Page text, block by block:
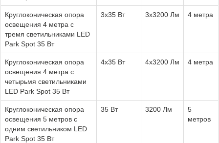
Круглоконическая опора
освещения 4 метра с
тремя светильниками LED
Park Spot 35 Вт
3x35 Вт 3х3200 Лм 4 метра
Круглоконическая опора
освещения 4 метра с
четырьмя светильниками
LED Park Spot 35 Вт
4x35 Вт 4х3200 Лм 4 метра
Круглоконическая опора
освещения 5 метров с
одним светильником LED
Park Spot 35 Вт
35 Вт 3200 Лм
5
метров